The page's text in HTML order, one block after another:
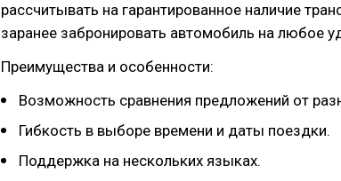
рассчитывать на гарантированное наличие
заранее забронировать автомобиль на любое
Преимущества и особенности:
Возможность сравнения предложений от
Гибкость в выборе времени и даты поездки.
Поддержка на нескольких языках.